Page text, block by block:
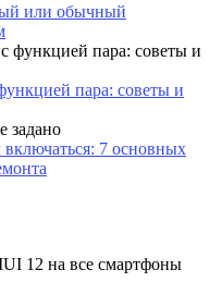
или обычный
пара: советы и
включаться: 7 основных